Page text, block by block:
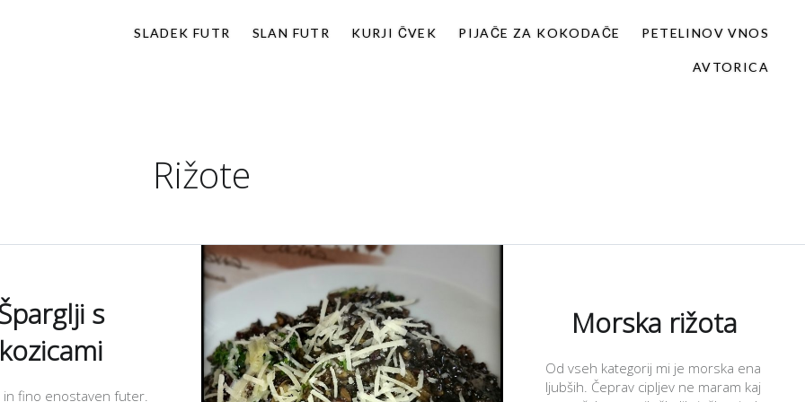
SLADEK FUTR SLAN FUTR KURJI ČVEK PIJAČE ZA KOKODAČE PETELINOV VNOS
AVTORICA
Rižote
s
kozicami
in fino enostaven futer.
Morska rižota
Od vseh kategorij mi je morska ena
ljubših. Čeprav cipljev ne maram kaj